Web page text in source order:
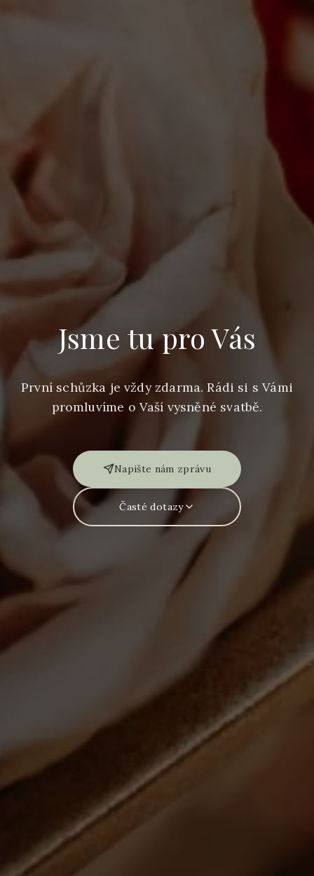
Jsme tu pro Vás
První schůzka je vždy zdarma. Rádi si s Vámi
promluvíme o Vaší vysněné svatbě.
Napište nám zprávu
Časté dotazy